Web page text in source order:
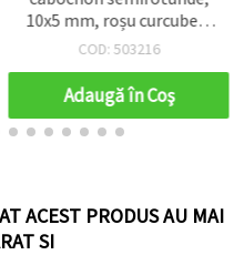
10x5 mm, roșu curcubeu,
materiale pentru hobby &
COD: 503216
Adaugă în Coş
ACEST PRODUS AU MAI
SI